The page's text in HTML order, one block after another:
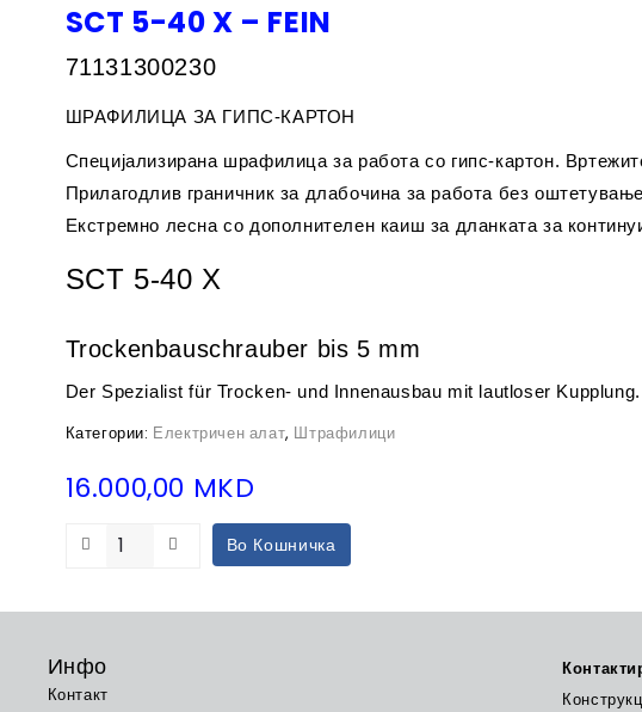
SCT 5-40 X – FEIN
71131300230
ШРАФИЛИЦА ЗА ГИПС-КАРТОН
Специјализирана шрафилица за работа со гипс-картон.
Прилагодлив граничник за длабочина за работа без
Екстремно лесна со дополнителен каиш за дланката за
SCT 5-40 X
Trockenbauschrauber bis 5 mm
Der Spezialist für Trocken- und Innenausbau mit lautloser Kupplung.
Категории: Електричен алат, Штрафилици
16.000,00 MKD
Во Кошничка
Инфо
Контакт